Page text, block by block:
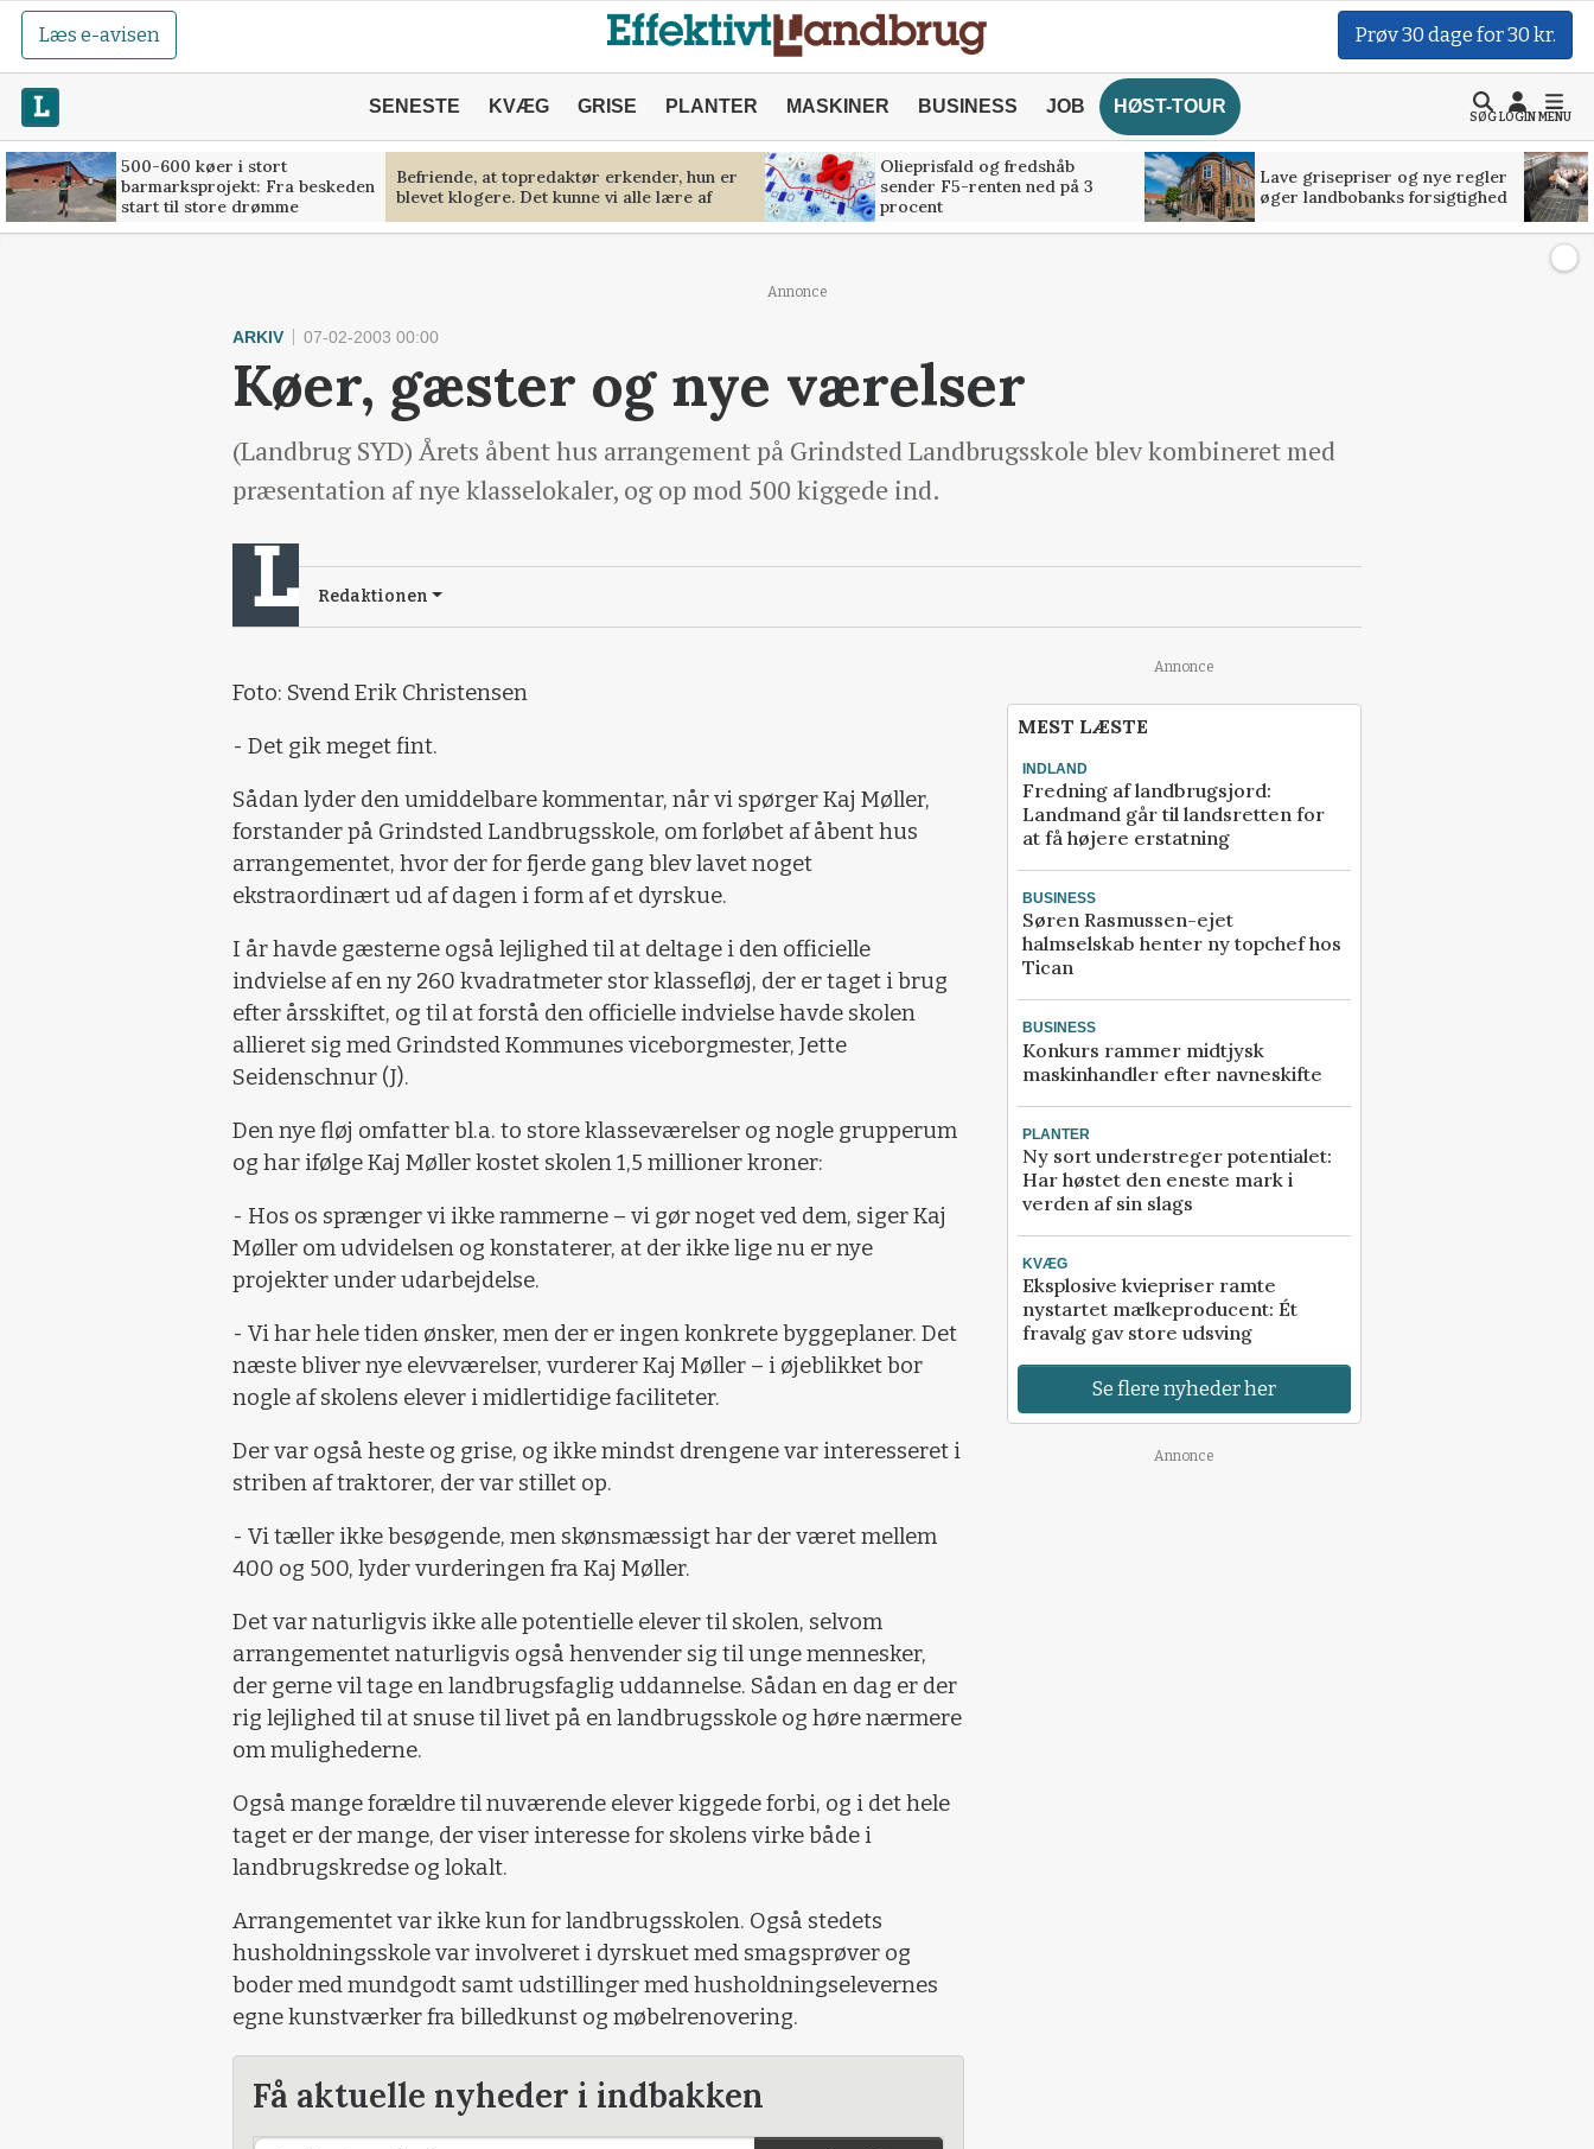
Læs e-avisen Prøv 30 dage for 30 kr.
SENESTE KVÆG GRISE PLANTER MASKINER BUSINESS JOB HØST-TOUR
SØGLOGINMENU
500-600 køer i stort
barmarksprojekt: Fra beskeden
start til store drømme
Befriende, at topredaktør erkender, hun er
blevet klogere. Det kunne vi alle lære af
Olieprisfald og fredshåb
sender F5-renten ned på 3
procent
Lave grisepriser og nye regler
øger landbobanks forsigtighed
Annonce
ARKIV 07-02-2003 00:00
Køer, gæster og nye værelser
(Landbrug SYD) Årets åbent hus arrangement på Grindsted Landbrugsskole blev kombineret med
præsentation af nye klasselokaler, og op mod 500 kiggede ind.
Redaktionen
Foto: Svend Erik Christensen
- Det gik meget fint.
Sådan lyder den umiddelbare kommentar, når vi spørger Kaj Møller,
forstander på Grindsted Landbrugsskole, om forløbet af åbent hus
arrangementet, hvor der for fjerde gang blev lavet noget
ekstraordinært ud af dagen i form af et dyrskue.
I år havde gæsterne også lejlighed til at deltage i den officielle
indvielse af en ny 260 kvadratmeter stor klassefløj, der er taget i brug
efter årsskiftet, og til at forstå den officielle indvielse havde skolen
allieret sig med Grindsted Kommunes viceborgmester, Jette
Seidenschnur (J).
Den nye fløj omfatter bl.a. to store klasseværelser og nogle grupperum
og har ifølge Kaj Møller kostet skolen 1,5 millioner kroner:
- Hos os sprænger vi ikke rammerne – vi gør noget ved dem, siger Kaj
Møller om udvidelsen og konstaterer, at der ikke lige nu er nye
projekter under udarbejdelse.
- Vi har hele tiden ønsker, men der er ingen konkrete byggeplaner. Det
næste bliver nye elevværelser, vurderer Kaj Møller – i øjeblikket bor
nogle af skolens elever i midlertidige faciliteter.
Der var også heste og grise, og ikke mindst drengene var interesseret i
striben af traktorer, der var stillet op.
- Vi tæller ikke besøgende, men skønsmæssigt har der været mellem
400 og 500, lyder vurderingen fra Kaj Møller.
Det var naturligvis ikke alle potentielle elever til skolen, selvom
arrangementet naturligvis også henvender sig til unge mennesker,
der gerne vil tage en landbrugsfaglig uddannelse. Sådan en dag er der
rig lejlighed til at snuse til livet på en landbrugsskole og høre nærmere
om mulighederne.
Også mange forældre til nuværende elever kiggede forbi, og i det hele
taget er der mange, der viser interesse for skolens virke både i
landbrugskredse og lokalt.
Arrangementet var ikke kun for landbrugsskolen. Også stedets
husholdningsskole var involveret i dyrskuet med smagsprøver og
boder med mundgodt samt udstillinger med husholdningselevernes
egne kunstværker fra billedkunst og møbelrenovering.
Få aktuelle nyheder i indbakken
Annonce
MEST LÆSTE
INDLAND
Fredning af landbrugsjord:
Landmand går til landsretten for
at få højere erstatning
BUSINESS
Søren Rasmussen-ejet
halmselskab henter ny topchef hos
Tican
BUSINESS
Konkurs rammer midtjysk
maskinhandler efter navneskifte
PLANTER
Ny sort understreger potentialet:
Har høstet den eneste mark i
verden af sin slags
KVÆG
Eksplosive kviepriser ramte
nystartet mælkeproducent: Ét
fravalg gav store udsving
Se flere nyheder her
Annonce